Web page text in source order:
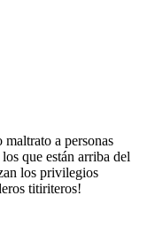
a personas
que están arriba del
los privilegios
titiriteros!